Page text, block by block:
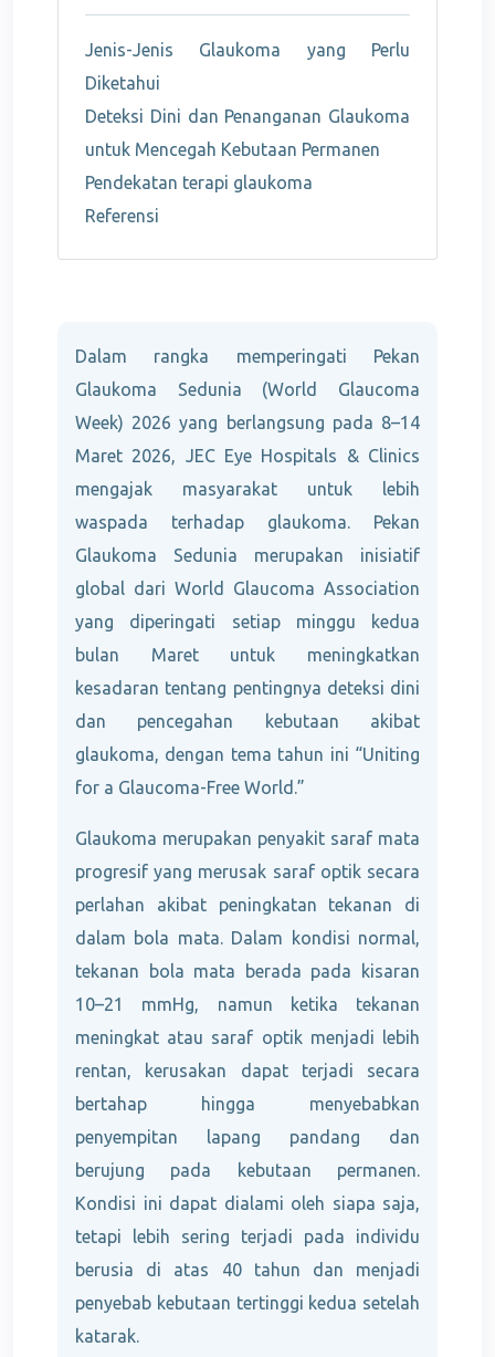
Jenis-Jenis Glaukoma yang Perlu
Diketahui
Deteksi Dini dan Penanganan Glaukoma
untuk Mencegah Kebutaan Permanen
Pendekatan terapi glaukoma
Referensi
Dalam rangka memperingati Pekan
Glaukoma Sedunia (World Glaucoma
Week) 2026 yang berlangsung pada 8–14
Maret 2026, JEC Eye Hospitals & Clinics
mengajak masyarakat untuk lebih
waspada terhadap glaukoma. Pekan
Glaukoma Sedunia merupakan inisiatif
global dari World Glaucoma Association
yang diperingati setiap minggu kedua
bulan Maret untuk meningkatkan
kesadaran tentang pentingnya deteksi dini
dan pencegahan kebutaan akibat
glaukoma, dengan tema tahun ini “Uniting
for a Glaucoma-Free World.”
Glaukoma merupakan penyakit saraf mata
progresif yang merusak saraf optik secara
perlahan akibat peningkatan tekanan di
dalam bola mata. Dalam kondisi normal,
tekanan bola mata berada pada kisaran
10–21 mmHg, namun ketika tekanan
meningkat atau saraf optik menjadi lebih
rentan, kerusakan dapat terjadi secara
bertahap hingga menyebabkan
penyempitan lapang pandang dan
berujung pada kebutaan permanen.
Kondisi ini dapat dialami oleh siapa saja,
tetapi lebih sering terjadi pada individu
berusia di atas 40 tahun dan menjadi
penyebab kebutaan tertinggi kedua setelah
katarak.